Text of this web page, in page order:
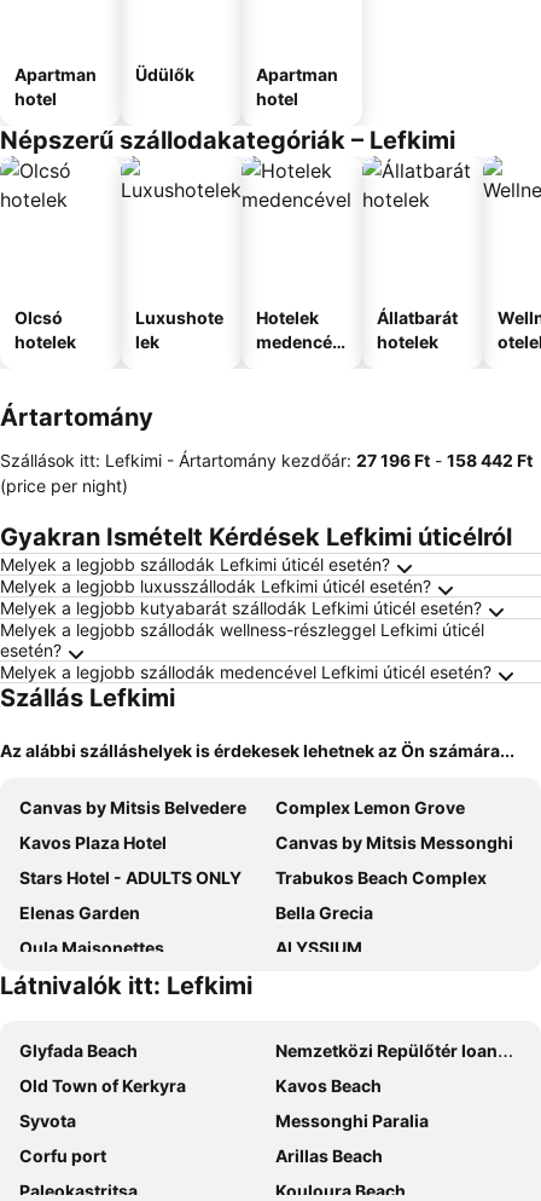
Apartman
hotel
Üdülők
Apartman
hotel
Népszerű szállodakategóriák – Lefkimi
Olcsó
hotelek
Luxushote
lek
Hotelek
medencév
Állatbarát
hotelek
Ártartomány
Szállások itt: Lefkimi - Ártartomány kezdőár: ‎27 196 Ft - ‎158 442 Ft
(price per night)
Gyakran Ismételt Kérdések Lefkimi úticélról
Melyek a legjobb szállodák Lefkimi úticél esetén?
Melyek a legjobb luxusszállodák Lefkimi úticél esetén?
Melyek a legjobb kutyabarát szállodák Lefkimi úticél esetén?
Melyek a legjobb szállodák wellness-részleggel Lefkimi úticél
esetén?
Melyek a legjobb szállodák medencével Lefkimi úticél esetén?
Szállás Lefkimi
Az alábbi szálláshelyek is érdekesek lehetnek az Ön számára...
Canvas by Mitsis Belvedere
Complex Lemon Grove
Kavos Plaza Hotel
Canvas by Mitsis Messonghi
Stars Hotel - ADULTS ONLY
Trabukos Beach Complex
Elenas Garden
Bella Grecia
Oula Maisonettes
ALYSSIUM
Blue Sea Hotel
Potamaki Beach Hotel
Corfu Pelagos Hotel
Hotel Irini
Lefkimi Hotel
Angsana Corfu
Apartments Corfu Sun Pool Side
Hotel Alkionis
Hotel SeaBird
Corfu Maris Hotel
Sentido Apollo Palace
Látnivalók itt: Lefkimi
Glyfada Beach
Nemzetközi Repülőtér Ioannis Kapodistrias
Old Town of Kerkyra
Kavos Beach
Syvota
Messonghi Paralia
Corfu port
Arillas Beach
Paleokastritsa
Kouloura Beach